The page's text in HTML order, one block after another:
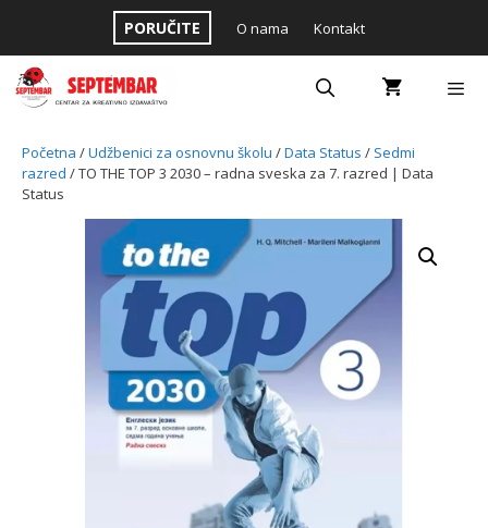
content
PORUČITE O nama Kontakt
Početna /Udžbenici za osnovnu školu /Data Status / Sedmi
razred / TO THE TOP 3 2030 – radna sveska za 7. razred | Data
Status